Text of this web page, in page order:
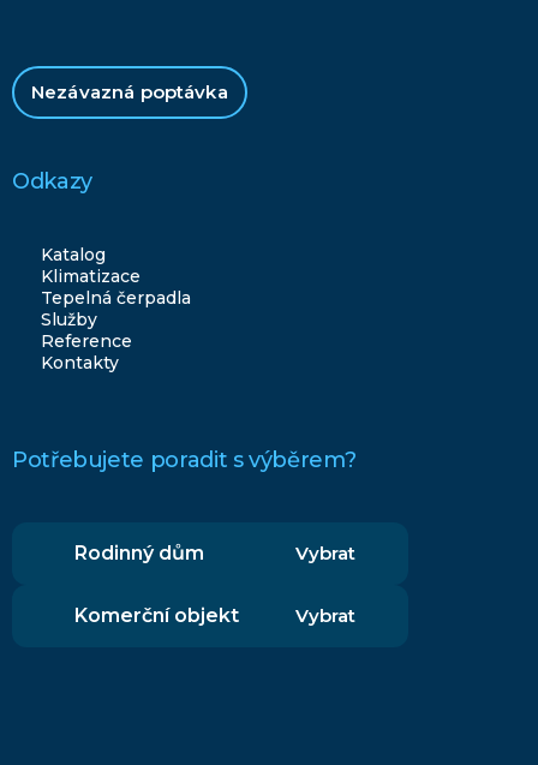
Nezávazná poptávka
Odkazy
Katalog
Klimatizace
Tepelná čerpadla
Služby
Reference
Kontakty
Potřebujete poradit s výběrem?
Rodinný dům Vybrat
Komerční objekt Vybrat